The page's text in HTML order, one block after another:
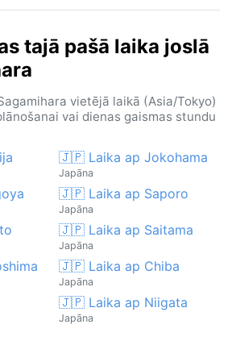
tajā pašā laika joslā
vietējā laikā (Asia/Tokyo)
vai dienas gaismas stundu
🇯🇵 Laika ap Jokohama
Japāna
🇯🇵 Laika ap Saporo
Japāna
🇯🇵 Laika ap Saitama
Japāna
🇯🇵 Laika ap Chiba
Japāna
🇯🇵 Laika ap Niigata
Japāna